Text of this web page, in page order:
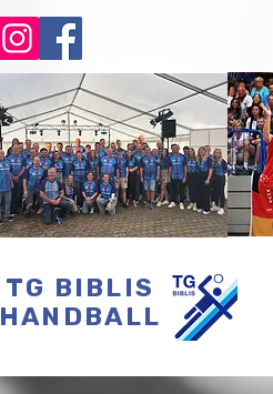
TG BIBLIS
HANDBALL